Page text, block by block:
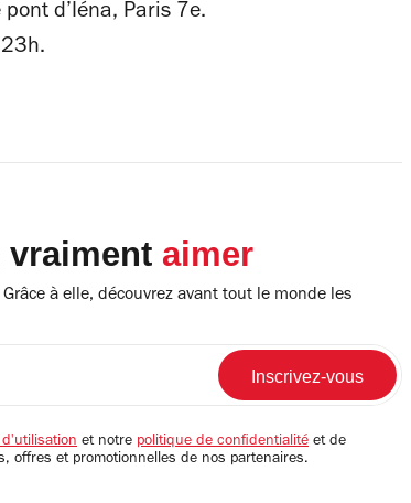
d’Iéna, Paris 7e.
vraiment aimer
à elle, découvrez avant tout le monde les
et notre politique de confidentialité et de
offres et promotionnelles de nos partenaires.